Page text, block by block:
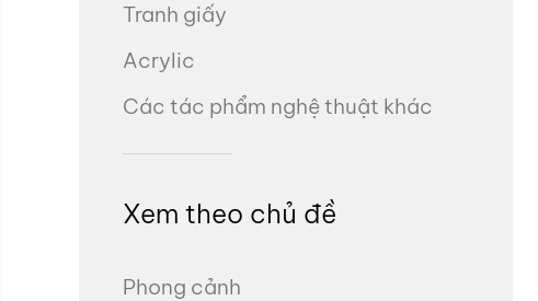
Tranh giấy
Acrylic
Các tác phẩm nghệ thuật khác
Xem theo chủ đề
Phong cảnh